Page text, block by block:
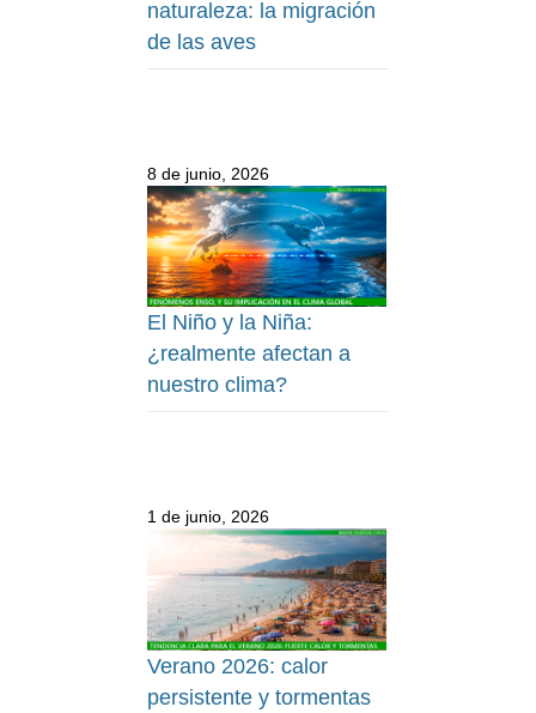
naturaleza: la migración
de las aves
8 de junio, 2026
El Niño y la Niña:
¿realmente afectan a
nuestro clima?
1 de junio, 2026
Verano 2026: calor
persistente y tormentas